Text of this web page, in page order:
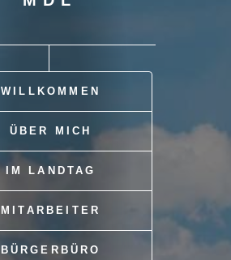
WILLKOMMEN
ÜBER MICH
IM LANDTAG
MITARBEITER
BÜRGERBÜRO